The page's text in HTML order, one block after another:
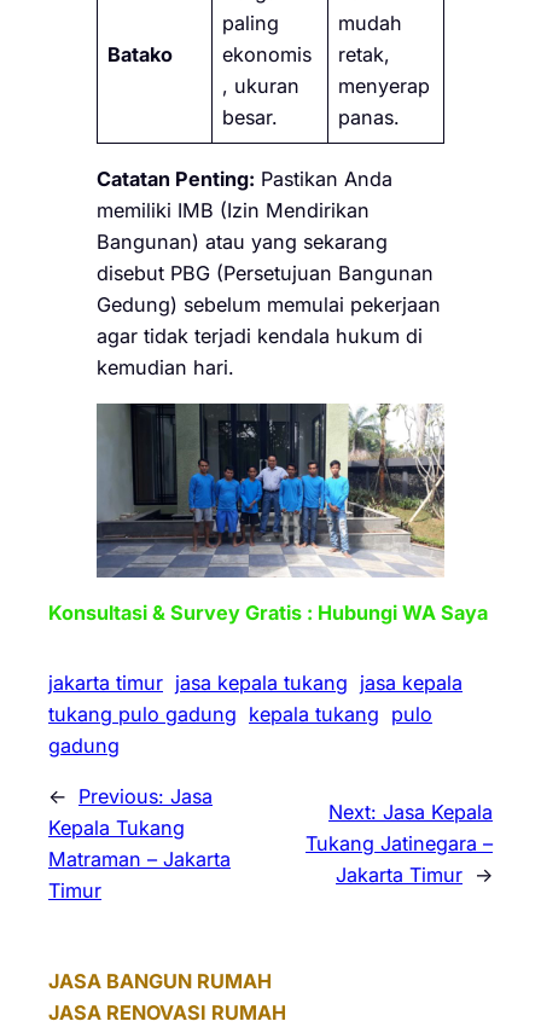
Batako
paling
ekonomis
, ukuran
besar.
mudah
retak,
menyerap
panas.
Catatan Penting: Pastikan Anda
memiliki IMB (Izin Mendirikan
Bangunan) atau yang sekarang
disebut PBG (Persetujuan Bangunan
Gedung) sebelum memulai pekerjaan
agar tidak terjadi kendala hukum di
kemudian hari.
Konsultasi & Survey Gratis : Hubungi WA Saya
jakarta timur jasa kepala tukang jasa kepala
tukang pulo gadung kepala tukang pulo
gadung
← Previous: Jasa
Kepala Tukang
Matraman – Jakarta
Timur
Next: Jasa Kepala
Tukang Jatinegara –
Jakarta Timur →
JASA BANGUN RUMAH
JASA RENOVASI RUMAH